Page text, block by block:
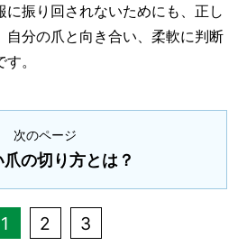
に振り回されないためにも、正し
自分の爪と向き合い、柔軟に判断
。
次のページ
爪の切り方とは？
1 2 3